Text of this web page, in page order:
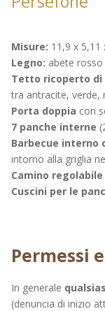
Misure: 11,9 x 5,11
Legno: abete rosso
Tetto ricoperto
tra antracite, verde,
Porta doppia con
7 panche interne
Barbecue interno
intorno alla griglia
Camino regolabile
Cuscini per le
Permessi
In generale
(denuncia di inizio